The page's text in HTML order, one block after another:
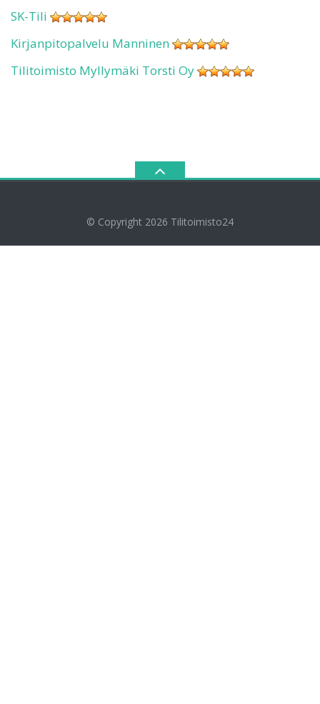
SK-Tili
Kirjanpitopalvelu Manninen
Tilitoimisto Myllymäki Torsti Oy
© Copyright 2026 Tilitoimisto24